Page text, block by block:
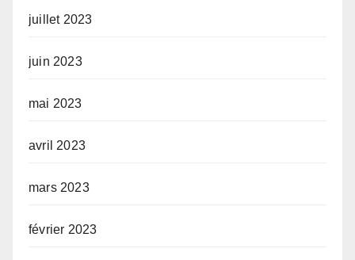
juillet 2023
juin 2023
mai 2023
avril 2023
mars 2023
février 2023